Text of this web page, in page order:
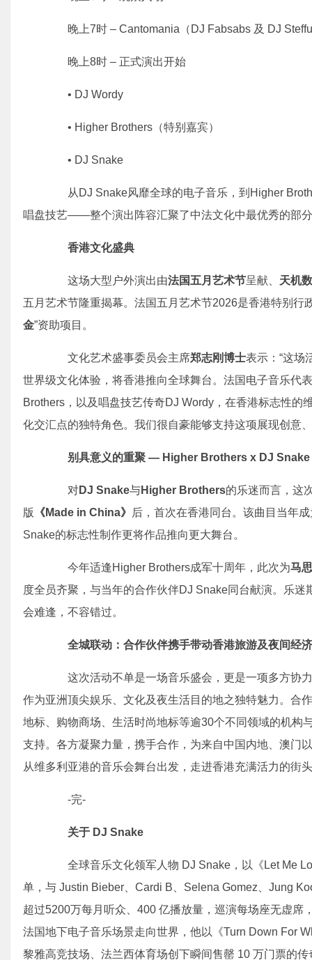
晚上7时 – Cantomania（DJ Fabsabs 及 DJ
晚上8时 – 正式演出开始
• DJ Wordy
• Higher Brothers（特别嘉宾）
• DJ Snake
从DJ Snake风靡全球的电子音乐，到Higher
唱盘技艺——整个演出阵容汇聚了中法文化中最优秀的部
香港文化盛典
这场大型户外演出由法国五月艺术节呈献、 天机
五月艺术节隆重揭幕。法国五月艺术节2026是香港特别行
金”资助项目。
文化艺术盛事委员会主席郑志刚博士表示：“这场
世界级文化体验，将香港推向全球舞台。法国电子音乐代
Brothers，以及唱盘技艺传奇DJ Wordy，在香港标志性的
化交汇点的独特角色。我们很自豪能够支持这项展现创意
别具意义的重聚 — Higher Brothers x DJ Snake
对DJ Snake与Higher Brothers的乐迷而言，这
版
《Made in China》 后，首次在香港同台。该曲目当年
Snake的标志性制作更将作品推向更大舞台。
今年适逢Higher Brothers成军十周年，此次为马
度全员齐聚，与当年的合作伙伴DJ Snake同台献演。乐
会难逢，不容错过。
全城联动：合作伙伴携手带动香港旅游及夜间经济
这次活动不单是一场音乐盛会，更是一项多方协力
作为亚洲顶尖娱乐、文化及夜生活目的地之独特魅力。合
地标、购物商场、生活时尚地标等逾30个不同领域的机构
支持。各方凝聚力量，携手合作，为来自中国内地、澳门
从维多利亚港的音乐会舞台出发，走进香港充满活力的街
-完-
关于 DJ Snake
全球音乐文化领军人物 DJ Snake，以《Let Me
单，与 Justin Bieber、Cardi B、Selena Gomez、Jung
超过5200万每月听众、400 亿播放量，巡演每场座无虚席
法国地下电子音乐场景走向世界，他以《Turn Down For
黎雅高竞技场、法兰西体育场创下瞬间售罄 10 万门票的